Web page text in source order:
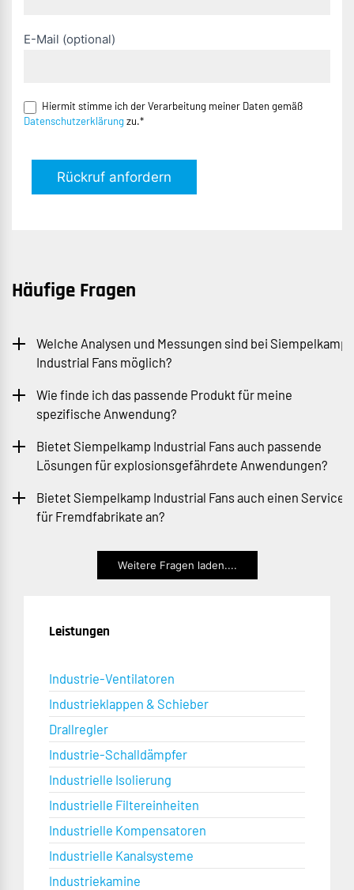
E-Mail (optional)
Hiermit stimme ich der Verarbeitung meiner Daten gemäß
Datenschutzerklärungzu.*
Rückruf anfordern
Häufige Fragen
Welche Analysen und Messungen sind bei Siempelkamp
Industrial Fans möglich?
Wie finde ich das passende Produkt für meine
spezifische Anwendung?
Bietet Siempelkamp Industrial Fans auch passende
Lösungen für explosionsgefährdete Anwendungen?
Bietet Siempelkamp Industrial Fans auch einen Service
für Fremdfabrikate an?
Weitere Fragen laden....
Leistungen
Industrie-Ventilatoren
Industrieklappen & Schieber
Drallregler
Industrie-Schalldämpfer
Industrielle Isolierung
Industrielle Filtereinheiten
Industrielle Kompensatoren
Industrielle Kanalsysteme
Industriekamine